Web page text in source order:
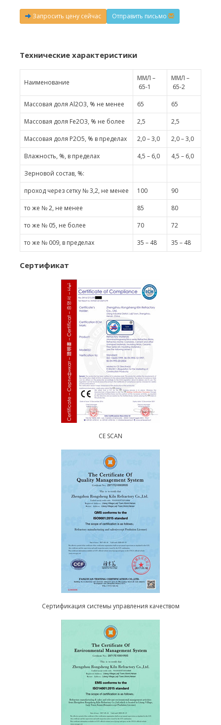
Запросить цену сейчас Отправить письмо
Технические характеристики
Наименование
ММЛ –
65-1
ММЛ –
65-2
Массовая доля Al2O3, % не менее 65 65
Массовая доля Fe2O3, % не более 2,5 2,5
Массовая доля P2O5, % в пределах 2,0 – 3,0 2,0 – 3,0
Влажность, %, в пределах 4,5 – 6,0 4,5 – 6,0
Зерновой состав, %:
проход через сетку № 3,2, не менее 100 90
то же № 2, не менее 85 80
то же № 05, не более 70 72
то же № 009, в пределах 35 – 48 35 – 48
Сертификат
CE SCAN
Сертификация системы управления качеством